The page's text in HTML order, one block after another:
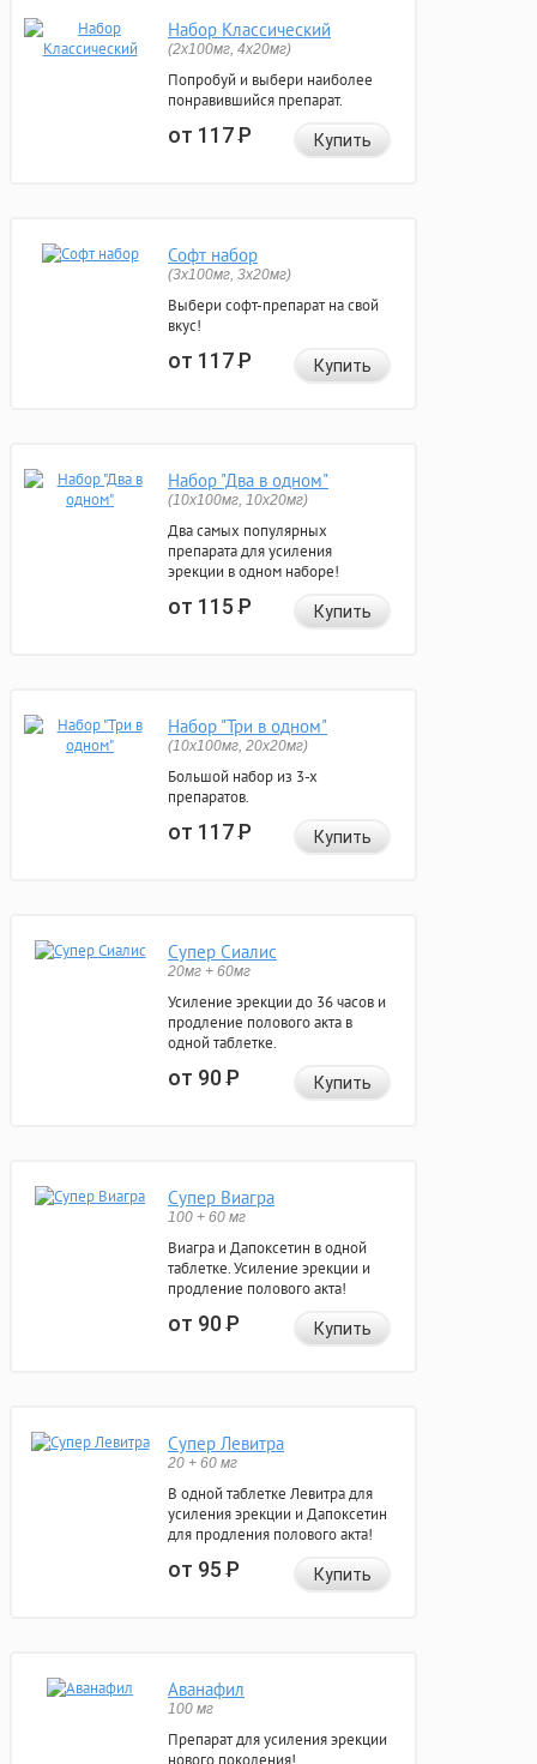
Набор Классический
(2x100мг, 4x20мг)
Попробуй и выбери наиболее
понравившийся препарат.
от 117Р Купить
Софт набор
(3x100мг, 3x20мг)
Выбери софт-препарат на свой
вкус!
от 117Р Купить
Набор "Два в одном"
(10x100мг, 10x20мг)
Два самых популярных
препарата для усиления
эрекции в одном наборе!
от 115Р Купить
Набор "Три в одном"
(10x100мг, 20x20мг)
Большой набор из 3-х
препаратов.
от 117Р Купить
Супер Сиалис
20мг + 60мг
Усиление эрекции до 36 часов и
продление полового акта в
одной таблетке.
от 90Р Купить
Супер Виагра
100 + 60 мг
Виагра и Дапоксетин в одной
таблетке. Усиление эрекции и
продление полового акта!
от 90Р Купить
Супер Левитра
20 + 60 мг
В одной таблетке Левитра для
усиления эрекции и Дапоксетин
для продления полового акта!
от 95Р Купить
Аванафил
100 мг
Препарат для усиления эрекции